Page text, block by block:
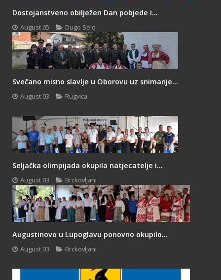
Dostojanstveno obilježen Dan pobjede i...
August 05 Dugo Selo
Svečano misno slavlje u Oborovu uz snimanje...
August 03 Rugvica
Seljačka olimpijada okupila natjecatelje i...
August 03 Brckovljani
Augustinovo u Lupoglavu ponovno okupilo...
August 03 Brckovljani